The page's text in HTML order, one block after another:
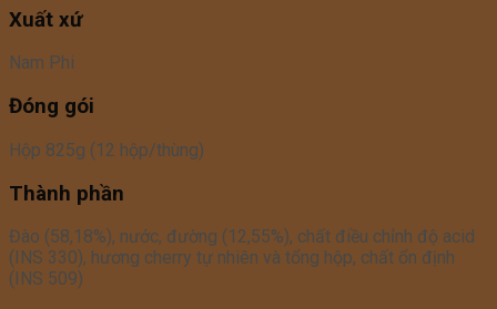
Xuất xứ
Nam Phi
Đóng gói
Hộp 825g (12 hộp/thùng)
Thành phần
Đào (58,18%), n­ước, đường (12,55%), chất điều chỉnh độ acid
(INS 330), hương cherry tự nhiên và tổng hộp, chất ổn định
(INS 509)